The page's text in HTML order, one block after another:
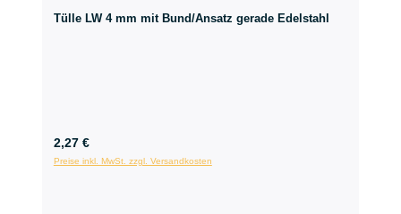
Tülle LW 4 mm mit Bund/Ansatz gerade Edelstahl
2,27 €
Preise inkl. MwSt. zzgl. Versandkosten